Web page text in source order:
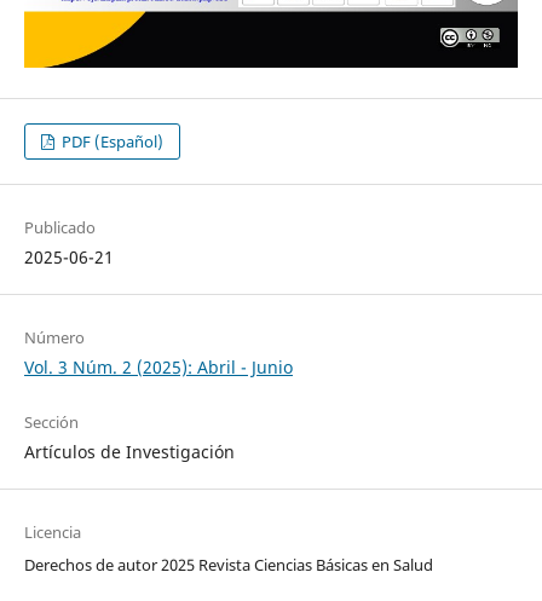
PDF (Español)
Publicado
2025-06-21
Número
Vol. 3 Núm. 2 (2025): Abril - Junio
Sección
Artículos de Investigación
Licencia
Derechos de autor 2025 Revista Ciencias Básicas en Salud